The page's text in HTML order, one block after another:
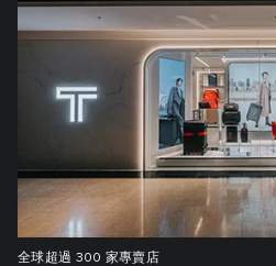
全球超過 300 家專賣店